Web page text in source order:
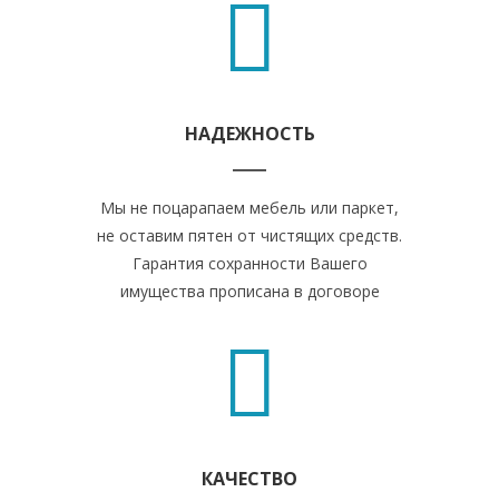
НАДЕЖНОСТЬ
Мы не поцарапаем мебель или паркет,
не оставим пятен от чистящих средств.
Гарантия сохранности Вашего
имущества прописана в договоре
КАЧЕСТВО